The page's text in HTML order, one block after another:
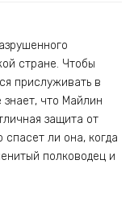
стране. Чтобы
прислуживать в
знает, что Майлин
защита от
спасет ли она, когда
полководец и